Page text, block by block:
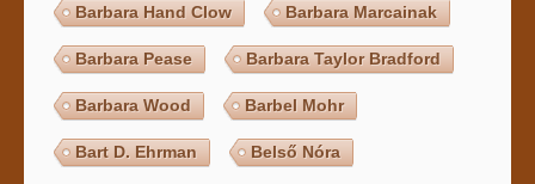
Barbara Hand Clow Barbara Marcainak
Barbara Pease Barbara Taylor Bradford
Barbara Wood Barbel Mohr
Bart D. Ehrman Belső Nóra